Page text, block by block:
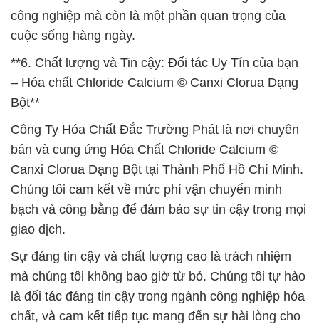
công nghiệp mà còn là một phần quan trọng của
cuộc sống hàng ngày.
**6. Chất lượng và Tin cậy: Đối tác Uy Tín của bạn
– Hóa chất Chloride Calcium © Canxi Clorua Dạng
Bột**
Công Ty Hóa Chất Đắc Trường Phát là nơi chuyên
bán và cung ứng Hóa Chất Chloride Calcium ©
Canxi Clorua Dạng Bột tại Thành Phố Hồ Chí Minh.
Chúng tôi cam kết về mức phí vận chuyển minh
bạch và công bằng để đảm bảo sự tin cậy trong mọi
giao dịch.
Sự đáng tin cậy và chất lượng cao là trách nhiệm
mà chúng tôi không bao giờ từ bỏ. Chúng tôi tự hào
là đối tác đáng tin cậy trong ngành công nghiệp hóa
chất, và cam kết tiếp tục mang đến sự hài lòng cho